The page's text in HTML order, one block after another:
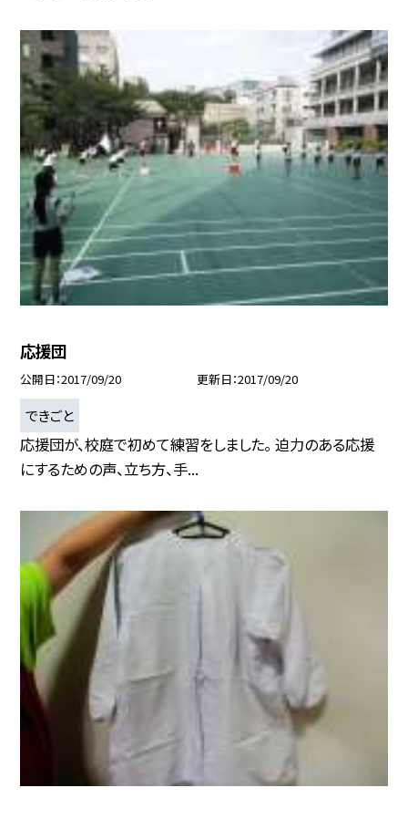
応援団
公開日 2017/09/20 更新日 2017/09/20
できごと
応援団が、校庭で初めて練習をしました。 迫力のある応援
にするための声、立ち方、手...